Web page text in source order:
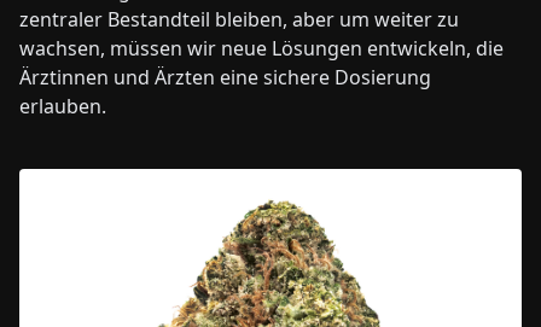
zentraler Bestandteil bleiben, aber um weiter zu
wachsen, müssen wir neue Lösungen entwickeln, die
Ärztinnen und Ärzten eine sichere Dosierung
erlauben.